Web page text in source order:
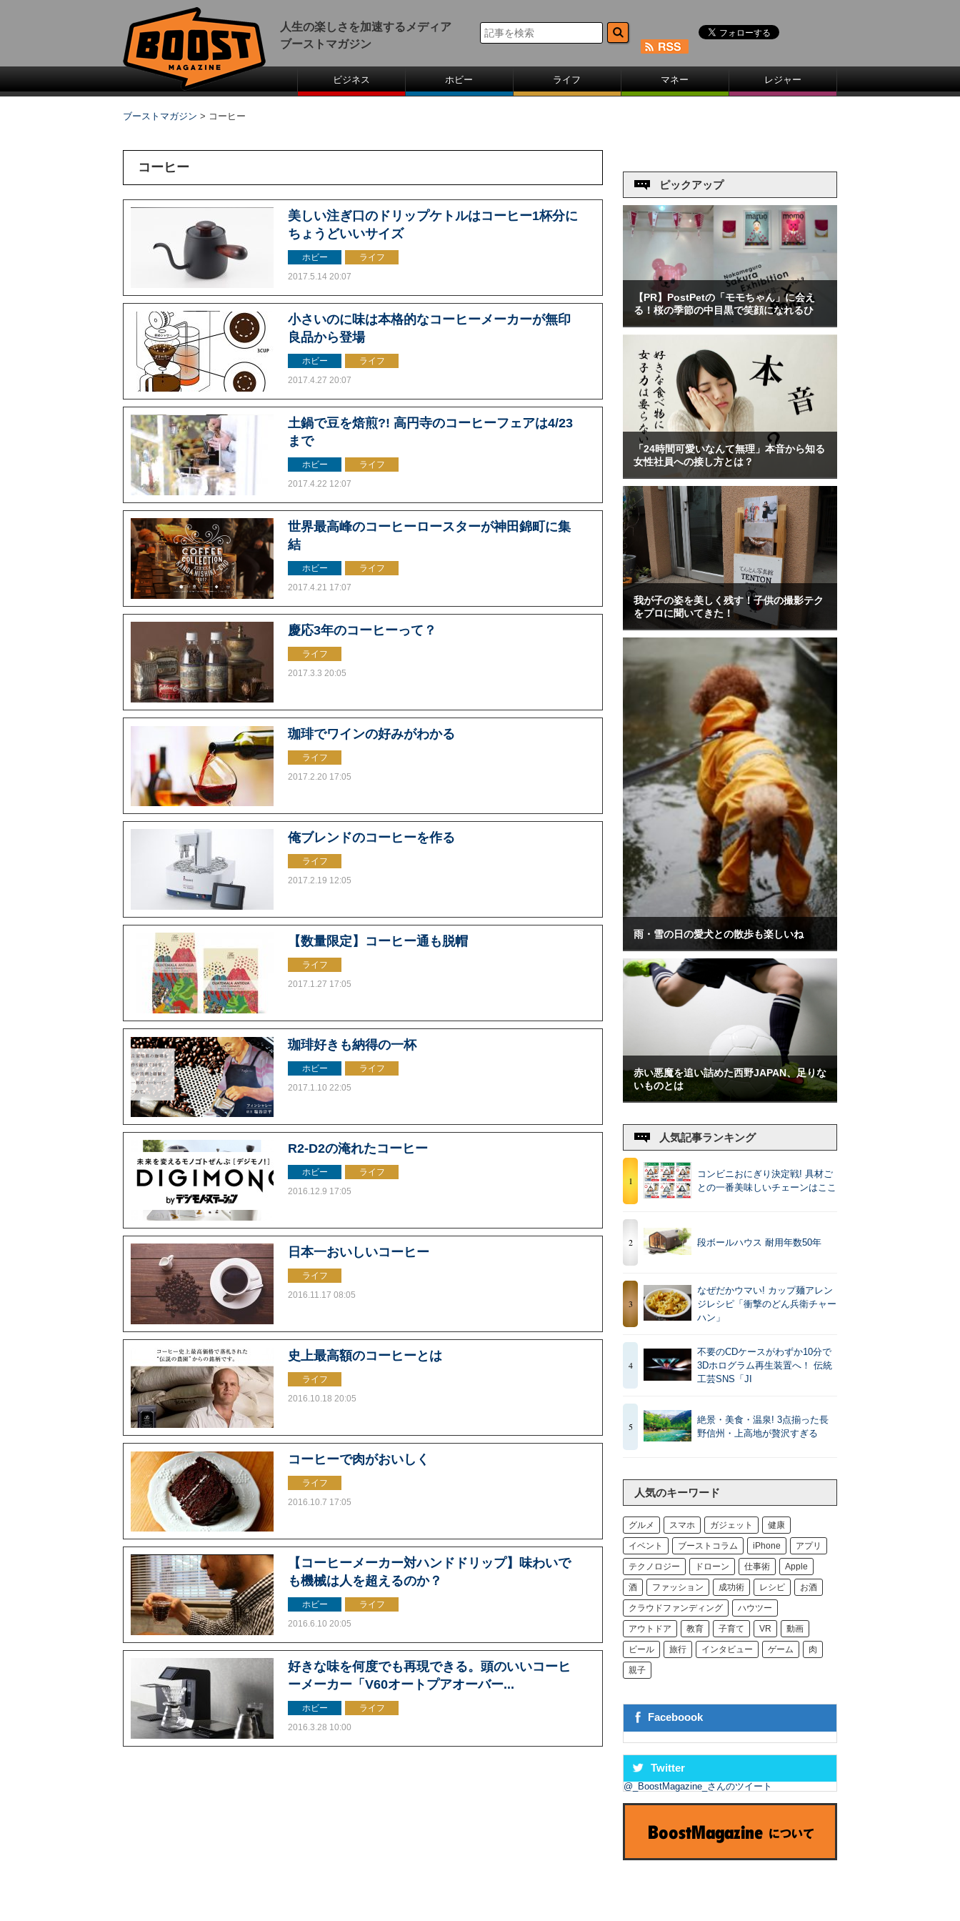
人生の楽しさを加速するメディア
ブーストマガジン
ビジネス ホビー ライフ マネー レジャー
ブーストマガジン > コーヒー
コーヒー
美しい注ぎ口のドリップケトルはコーヒー1杯分に
ちょうどいいサイズ
ホビー
ライフ
2017.5.14 20:07
小さいのに味は本格的なコーヒーメーカーが無印
良品から登場
ホビー
ライフ
2017.4.27 20:07
土鍋で豆を焙煎?! 高円寺のコーヒーフェアは4/23
まで
ホビー
ライフ
2017.4.22 12:07
世界最高峰のコーヒーロースターが神田錦町に集
結
ホビー
ライフ
2017.4.21 17:07
慶応3年のコーヒーって？
ライフ
2017.3.3 20:05
珈琲でワインの好みがわかる
ライフ
2017.2.20 17:05
俺ブレンドのコーヒーを作る
ライフ
2017.2.19 12:05
【数量限定】コーヒー通も脱帽
ライフ
2017.1.27 17:05
珈琲好きも納得の一杯
ホビー
ライフ
2017.1.10 22:05
R2-D2の淹れたコーヒー
ホビー
ライフ
2016.12.9 17:05
日本一おいしいコーヒー
ライフ
2016.11.17 08:05
史上最高額のコーヒーとは
ライフ
2016.10.18 20:05
コーヒーで肉がおいしく
ライフ
2016.10.7 17:05
【コーヒーメーカー対ハンドドリップ】味わいで
も機械は人を超えるのか？
ホビー
ライフ
2016.6.10 20:05
好きな味を何度でも再現できる。頭のいいコーヒ
ーメーカー「V60オートプアオーバー...
ホビー
ライフ
2016.3.28 10:00
ピックアップ
【PR】PostPetの「モモちゃん」に会え
る！桜の季節の中目黒で笑顔になれるひ
「24時間可愛いなんて無理」本音から知る
女性社員への接し方とは？
我が子の姿を美しく残す！子供の撮影テク
をプロに聞いてきた！
雨・雪の日の愛犬との散歩も楽しいね
赤い悪魔を追い詰めた西野JAPAN、足りな
いものとは
人気記事ランキング
1
コンビニおにぎり決定戦! 具材ご
との一番美味しいチェーンはここ
2 段ボールハウス 耐用年数50年
3
なぜだかウマい! カップ麺アレン
ジレシピ「衝撃のどん兵衛チャー
ハン」
4
不要のCDケースがわずか10分で
3Dホログラム再生装置へ！ 伝統
工芸SNS「JI
5
絶景・美食・温泉! 3点揃った長
野信州・上高地が贅沢すぎる
人気のキーワード
グルメ スマホ ガジェット 健康
イベント ブーストコラム iPhone アプリ
テクノロジー ドローン 仕事術 Apple
酒 ファッション 成功術 レシピ お酒
クラウドファンディング ハウツー
アウトドア 教育 子育て VR 動画
ビール 旅行 インタビュー ゲーム 肉
親子
Faceboook
Twitter
@_BoostMagazine_さんのツイート